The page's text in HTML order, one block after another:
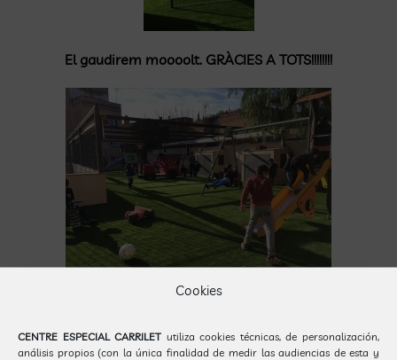
Cookies
CENTRE ESPECIAL CARRILET utiliza cookies técnicas, de personalización,
análisis propios (con la única finalidad de medir las audiencias de esta y
El gaudirem moooolt. GRÀCIES A TOTS!!!!!!!!
Tractaments,Notícies | 0 Comentaris